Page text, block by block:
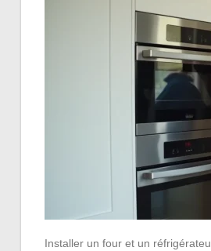
Installer un four et un